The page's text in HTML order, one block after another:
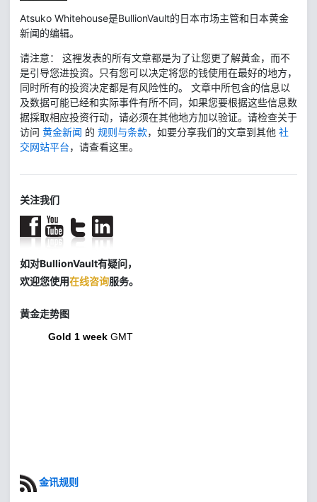
Atsuko Whitehouse是BullionVault的日本市场主管和日本黄金
新闻的编辑。
请注意： 这裡发表的所有文章都是为了让您更了解黄金，而不
是引导您进投资。只有您可以决定将您的钱使用在最好的地方，
同时所有的投资决定都是有风险性的。 文章中所包含的信息以
及数据可能已经和实际事件有所不同，如果您要根据这些信息数
据採取相应投资行动，请必须在其他地方加以验证。请检查关于
访问 黄金新闻 的 规则与条款，如要分享我们的文章到其他 社
交网站平台，请查看这里。
关注我们
如对BullionVault有疑问，
欢迎您使用在线咨询服务。
黄金走势图
Gold 1 week GMT
金讯规则